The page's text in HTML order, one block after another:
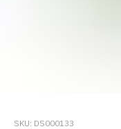
SKU: DS000133